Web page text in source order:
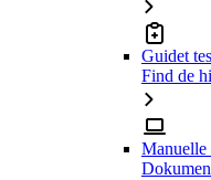
Guidet
Find de
Manuelle